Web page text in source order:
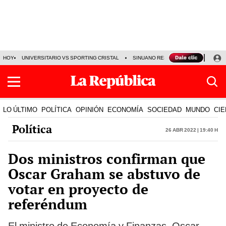
HOY UNIVERSITARIO VS SPORTING CRISTAL SINUANO RESULTADOS HOY
LO ÚLTIMO POLÍTICA OPINIÓN ECONOMÍA SOCIEDAD MUNDO
Política 26 Abr 2022 | 19:40 h
Dos ministros confirman que
Oscar Graham se abstuvo de
votar en proyecto de
referéndum